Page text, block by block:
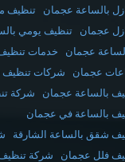
بالساعة عجمان
تنظيف
عجمان
تنظيف يومي
عجمان
خدمات
عجمان
شركات تنظيف
بالساعة عجمان
شركة
بالساعة في عجمان
شقق بالساعة الشارقة
فلل عجمان
شركة